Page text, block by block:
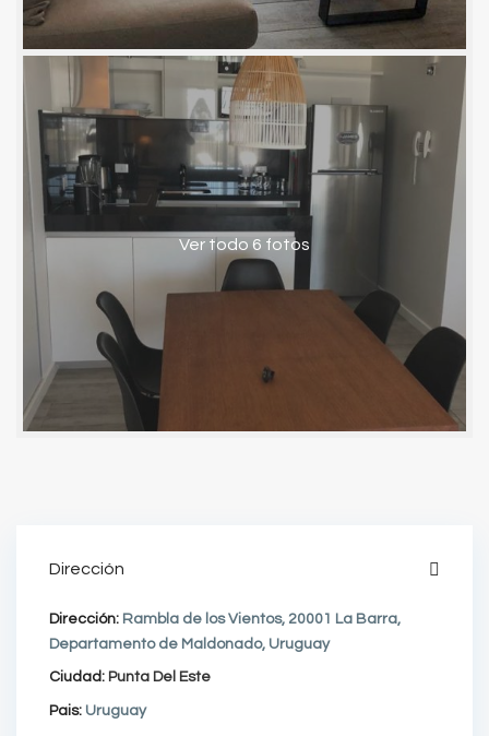
Ver todo 6 fotos
Dirección
Dirección: Rambla de los Vientos, 20001 La Barra,
Departamento de Maldonado, Uruguay
Ciudad: Punta Del Este
Pais: Uruguay